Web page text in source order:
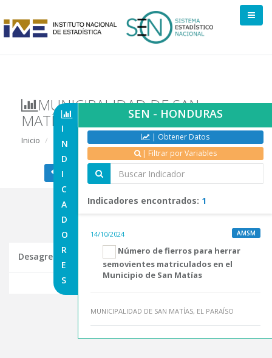
I
N
D
I
C
A
D
O
R
E
S
SEN - HONDURAS
| Obtener Datos
| Filtrar por Variables
Indicadores encontrados: 1
14/10/2024 AMSM
Número de fierros para herrar
semovientes matriculados en el
Municipio de San Matías
MUNICIPALIDAD DE SAN MATÍAS, EL PARAÍSO
MUNICIPALIDAD DE SAN
MATÍAS, EL PARAÍSO
Inicio Indicadores de Institución
| Regresar a Comite | Regresar a Inicio
Desagregaciones de Indicadores Seleccionados